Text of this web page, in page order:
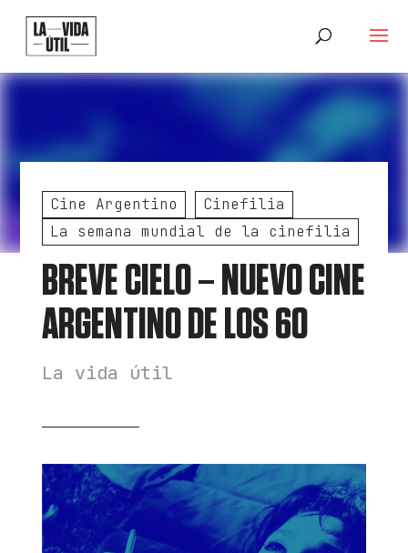
Cine Argentino
Cinefilia
La semana mundial de la cinefilia
BREVE CIELO – NUEVO CINE
ARGENTINO DE LOS 60
La vida útil